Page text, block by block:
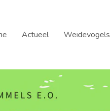
Actueel Weidevogels